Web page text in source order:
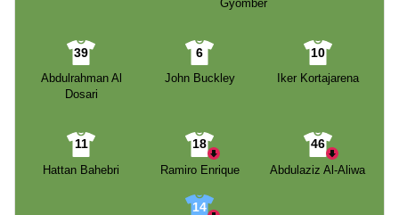
Gyömbér
39
Abdulrahman Al
Dosari
6
John Buckley
10
Iker Kortajarena
11
Hattan Bahebri
18
Ramiro Enrique
46
Abdulaziz Al-Aliwa
14